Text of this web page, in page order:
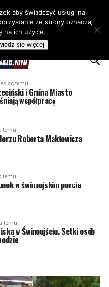
temu
i Gmina Miasto
współpracę
temu
Roberta Makłowicza
temu
w świnoujskim porcie
temu
w Świnoujściu. Setki osób
aby świadczyć usługi na
ze strony oznacza,
na ich użycie.
się więcej